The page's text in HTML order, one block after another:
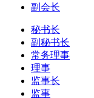
副会长
秘书长
副秘书长
常务理事
理事
监事长
监事